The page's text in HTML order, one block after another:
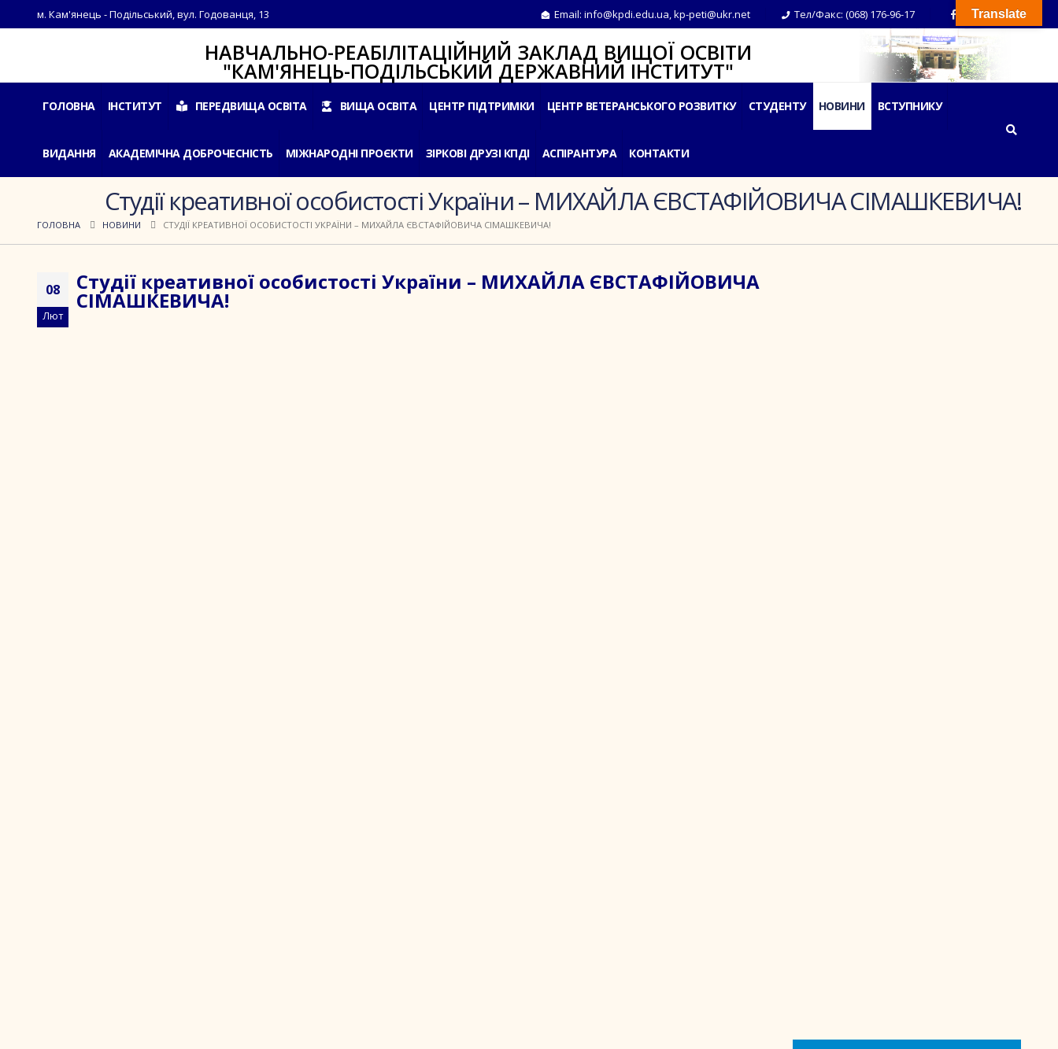
м. Кам'янець - Подільський, вул. Годованця, 13 Email: info@kpdi.edu.ua,kp-peti@ukr.net Тел/Факс: (068) 176-96-17
НАВЧАЛЬНО-РЕАБІЛІТАЦІЙНИЙ ЗАКЛАД ВИЩОЇ ОСВІТИ
"КАМ'ЯНЕЦЬ-ПОДІЛЬСЬКИЙ ДЕРЖАВНИЙ ІНСТИТУТ"
ГОЛОВНА ІНСТИТУТ ПЕРЕДВИЩА ОСВІТА ВИЩА ОСВІТА ЦЕНТР ПІДТРИМКИ ЦЕНТР ВЕТЕРАНСЬКОГО РОЗВИТКУ СТУДЕНТУ НОВИНИ ВСТУПНИКУ
ВИДАННЯ АКАДЕМІЧНА ДОБРОЧЕСНІСТЬ МІЖНАРОДНІ ПРОЄКТИ ЗІРКОВІ ДРУЗІ КПДІ АСПІРАНТУРА КОНТАКТИ
Студії креативної особистості України – МИХАЙЛА ЄВСТАФІЙОВИЧА СІМАШКЕВИЧА!
ГОЛОВНА НОВИНИ СТУДІЇ КРЕАТИВНОЇ ОСОБИСТОСТІ УКРАЇНИ – МИХАЙЛА ЄВСТАФІЙОВИЧА СІМАШКЕВИЧА!
08
Лют
Студії креативної особистості України – МИХАЙЛА ЄВСТАФІЙОВИЧА
СІМАШКЕВИЧА!
Translate